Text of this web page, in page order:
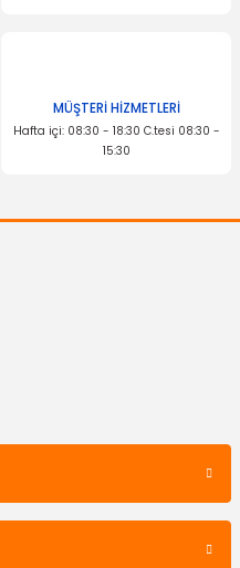
MÜŞTERİ HİZMETLERİ
Hafta içi: 08:30 - 18:30 C.tesi 08:30 -
15:30